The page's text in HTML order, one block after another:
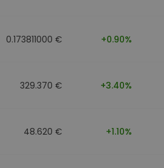
0.173811000 € +0.90%
329.370 € +3.40%
48.620 € +1.10%